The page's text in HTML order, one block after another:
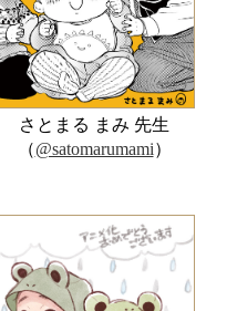
さとまる まみ 先生
（@satomarumami）